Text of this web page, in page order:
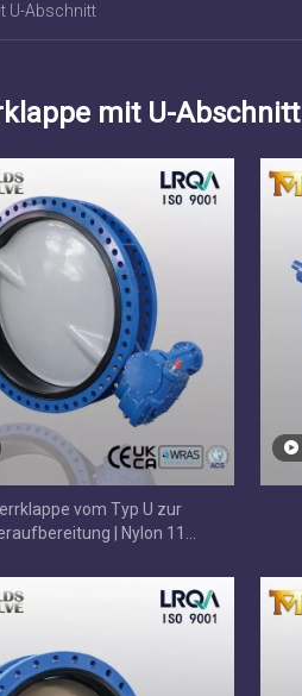
U-Abschnitt
mit U-Abschnitt
vom Typ U zur
| Nylon 11
Option